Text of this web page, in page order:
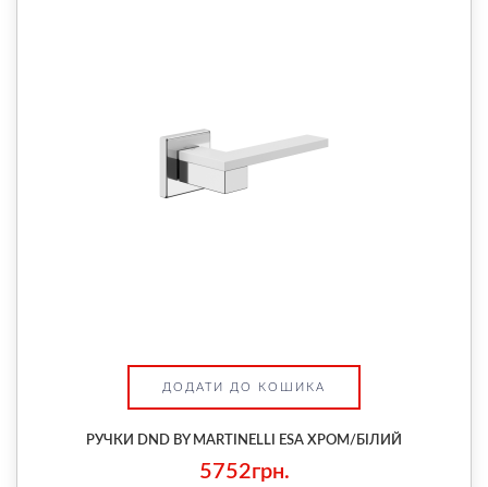
ДОДАТИ ДО КОШИКА
РУЧКИ DND BY MARTINELLI ESA ХРОМ/БІЛИЙ
5752грн.